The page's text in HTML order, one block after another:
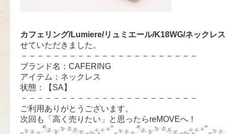
カフェリング/Lumiere/リュミエール/K18WG/ネックレス
せていただきました。
－－－－－－－－－－－－－－－－－－－－－－
ブランド名：CAFERING
アイテム：ネックレス
状態：【SA】
－－－－－－－－－－－－－－－－－－－－－－
ご利用ありがとうございます。
次回も「高く売りたい」と思ったらreMOVEへ！